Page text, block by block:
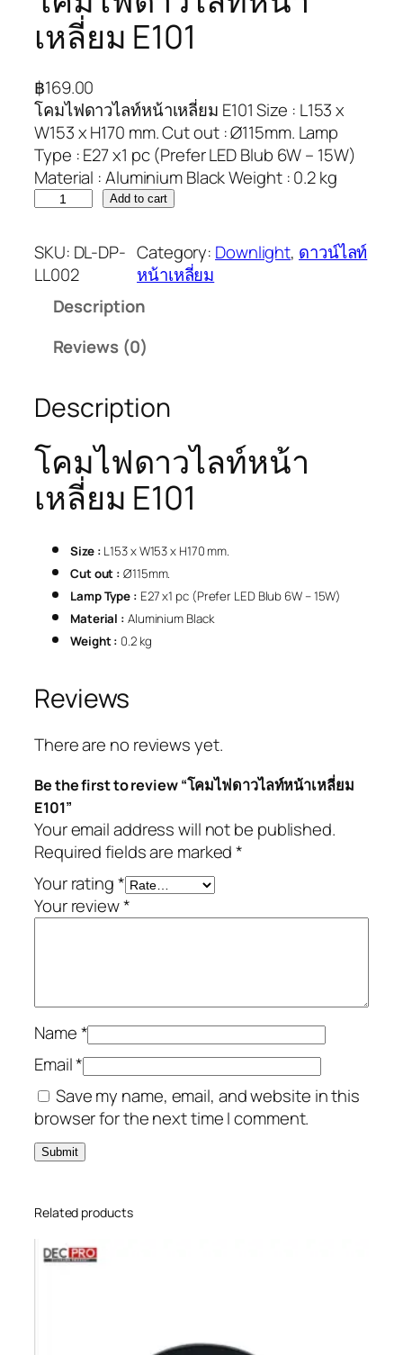
เหลี่ยม E101
฿169.00
โคมไฟดาวไลท์หน้าเหลี่ยม E101 Size : L153 x
W153 x H170 mm. Cut out : Ø115mm. Lamp
Type : E27 x1 pc (Prefer LED Blub 6W – 15W)
Material : Aluminium Black Weight : 0.2 kg
Add to cart
SKU: DL-DP-
LL002
Category: Downlight, ดาวน์ไลท์
หน้าเหลี่ยม
Description
Reviews (0)
Description
โคมไฟดาวไลท์หน้า
เหลี่ยม E101
Size : L153 x W153 x H170 mm.
Cut out : Ø115mm.
Lamp Type : E27 x1 pc (Prefer LED Blub 6W – 15W)
Material : Aluminium Black
Weight : 0.2 kg
Reviews
There are no reviews yet.
Be the first to review “โคมไฟดาวไลท์หน้าเหลี่ยม
E101”
Your email address will not be published.
Required fields are marked*
Your rating*
Your review*
Name*
Email*
Save my name, email, and website in this
browser for the next time I comment.
Related products